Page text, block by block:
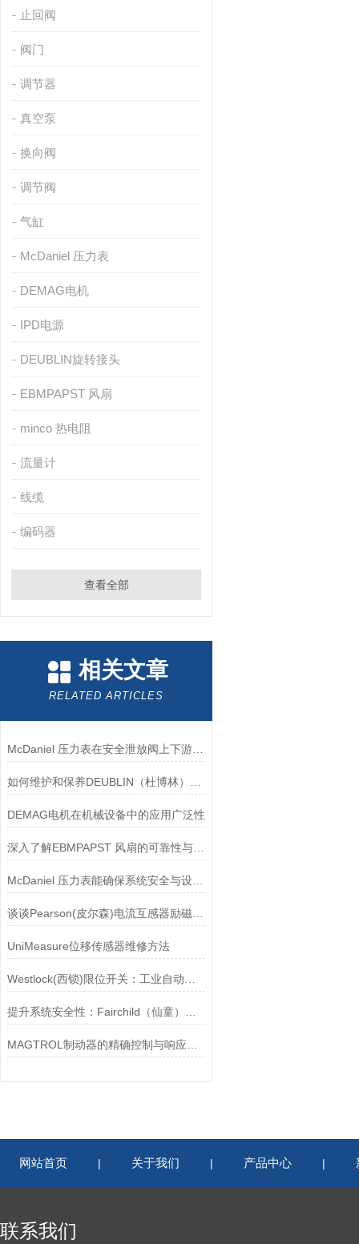
止回阀
阀门
调节器
真空泵
换向阀
调节阀
气缸
McDaniel 压力表
DEMAG电机
IPD电源
DEUBLIN旋转接头
EBMPAPST 风扇
minco 热电阻
流量计
线缆
编码器
查看全部
相关文章
RELATED ARTICLES
McDaniel 压力表在安全泄放阀上下游压力监测中的应用
DEMAG电机在机械设备中的应用广泛性
深入了解EBMPAPST 风扇的可靠性与耐用性
McDaniel 压力表能确保系统安全与设备寿命延长
谈谈Pearson(皮尔森)电流互感器励磁特性试验的目的
UniMeasure位移传感器维修方法
网站首页 | 关于我们 | 产品中心 |
联系我们